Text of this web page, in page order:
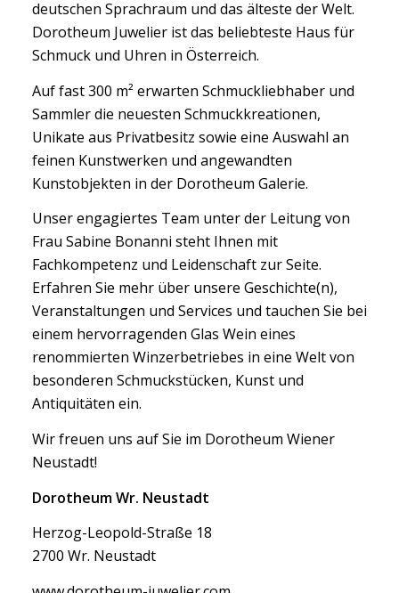
deutschen Sprachraum und das älteste der Welt.
Dorotheum Juwelier ist das beliebteste Haus für
Schmuck und Uhren in Österreich.
Auf fast 300 m² erwarten Schmuckliebhaber und
Sammler die neuesten Schmuckkreationen,
Unikate aus Privatbesitz sowie eine Auswahl an
feinen Kunstwerken und angewandten
Kunstobjekten in der Dorotheum Galerie.
Unser engagiertes Team unter der Leitung von
Frau Sabine Bonanni steht Ihnen mit
Fachkompetenz und Leidenschaft zur Seite.
Erfahren Sie mehr über unsere Geschichte(n),
Veranstaltungen und Services und tauchen Sie bei
einem hervorragenden Glas Wein eines
renommierten Winzerbetriebes in eine Welt von
besonderen Schmuckstücken, Kunst und
Antiquitäten ein.
Wir freuen uns auf Sie im Dorotheum Wiener
Neustadt!
Dorotheum Wr. Neustadt
Herzog-Leopold-Straße 18
2700 Wr. Neustadt